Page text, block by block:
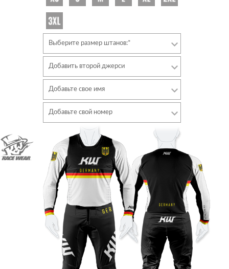
Выберите размер штанов:*
Добавить второй джерси
Добавьте свое имя
Стиль
Цвет шрифта
Цвет контура
Без контура
ДОБАВИТЬ
Добавьте свой номер
Цвет шрифта
Цвет контура
Без контура